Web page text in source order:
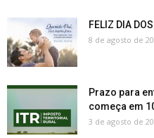
FELIZ DIA
8 de agosto de
Prazo para
começa em
3 de agosto de